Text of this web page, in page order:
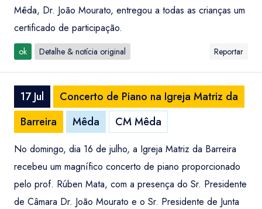
Mêda, Dr. João Mourato, entregou a todas as crianças um
certificado de participação.
ok Detalhe & notícia original Reportar
17 Jul
Concerto de Piano na Igreja Matriz da
Barreira
Mêda CM Mêda
No domingo, dia 16 de julho, a Igreja Matriz da Barreira
recebeu um magnífico concerto de piano proporcionado
pelo prof. Rúben Mata, com a presença do Sr. Presidente
de Câmara Dr. João Mourato e o Sr. Presidente de Junta